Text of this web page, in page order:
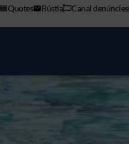
Quotes Bústia Canal denúncies